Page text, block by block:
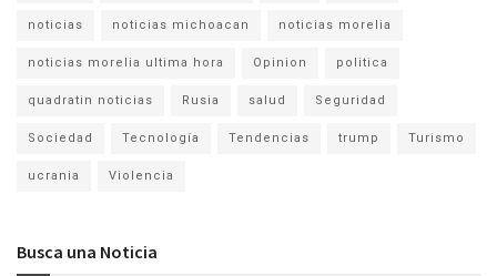
noticias noticias michoacan noticias morelia
noticias morelia ultima hora Opinion politica
quadratin noticias Rusia salud Seguridad
Sociedad Tecnología Tendencias trump Turismo
ucrania Violencia
Busca una Noticia